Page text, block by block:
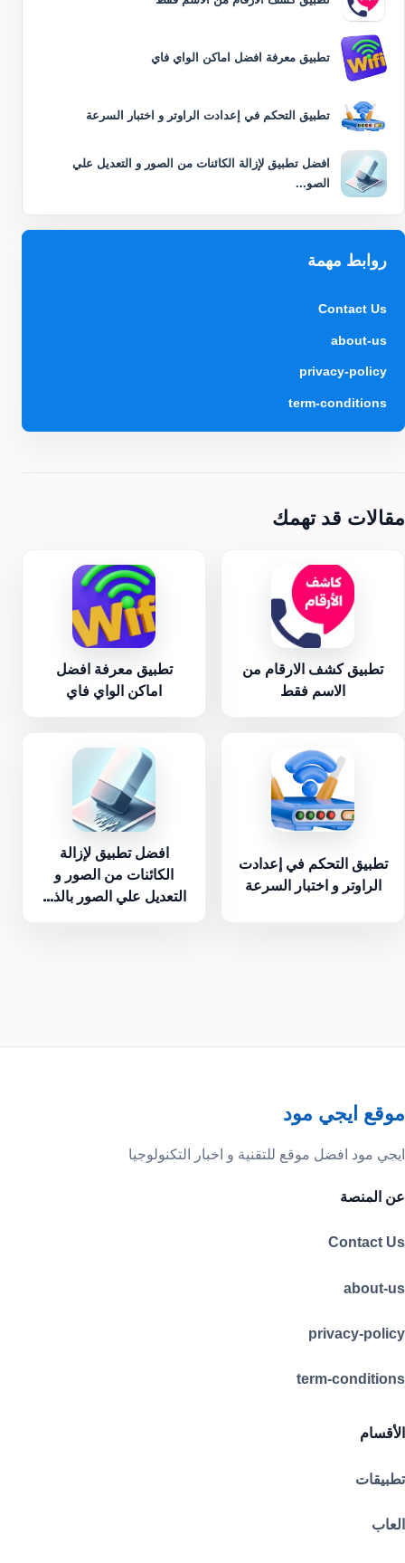
تطبيق معرفة افضل اماكن الواي فاي
تطبيق التحكم في إعدادت الراوتر و اختبار السرعة
افضل تطبيق لإزالة الكائنات من الصور و التعديل علي
الصو...
روابط مهمة
Contact Us
about-us
privacy-policy
term-conditions
مقالات قد تهمك
تطبيق كشف الارقام من
الاسم فقط
تطبيق معرفة افضل
اماكن الواي فاي
تطبيق التحكم في إعدادت
الراوتر و اختبار السرعة
افضل تطبيق لإزالة
الكائنات من الصور و
التعديل علي الصور بالذ...
موقع ايجي مود
ايجي مود افضل موقع للتقنية و اخبار التكنولوجيا
عن المنصة
Contact Us
about-us
privacy-policy
term-conditions
الأقسام
تطبيقات
العاب